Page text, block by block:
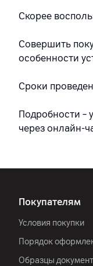
Скорее
Совершить
особенности
Сроки
Подробности –
через онлайн-
Покупателям
Условия покупки
Порядок
Образцы